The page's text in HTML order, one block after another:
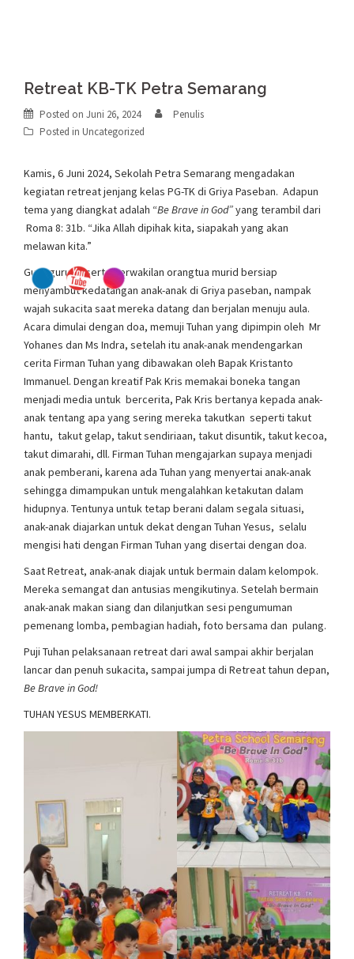
Retreat KB-TK Petra Semarang
Posted on Juni 26, 2024
Penulis
Posted in Uncategorized
Kamis, 6 Juni 2024, Sekolah Petra Semarang mengadakan
kegiatan retreat jenjang kelas PG-TK di Griya Paseban. Adapun
tema yang diangkat adalah “Be Brave in God”yang terambil dari
Roma 8: 31b. “Jika Allah dipihak kita, siapakah yang akan
melawan kita.”
Guru-guru beserta perwakilan orangtua murid bersiap
menyambut kedatangan anak-anak di Griya paseban, nampak
wajah sukacita saat mereka datang dan berjalan menuju aula.
Acara dimulai dengan doa, memuji Tuhan yang dipimpin oleh Mr
Yohanes dan Ms Indra, setelah itu anak-anak mendengarkan
cerita Firman Tuhan yang dibawakan oleh Bapak Kristanto
Immanuel. Dengan kreatif Pak Kris memakai boneka tangan
menjadi media untuk bercerita, Pak Kris bertanya kepada anak-
anak tentang apa yang sering mereka takutkan seperti takut
hantu, takut gelap, takut sendiriaan, takut disuntik, takut kecoa,
takut dimarahi, dll. Firman Tuhan mengajarkan supaya menjadi
anak pemberani, karena ada Tuhan yang menyertai anak-anak
sehingga dimampukan untuk mengalahkan ketakutan dalam
hidupnya. Tentunya untuk tetap berani dalam segala situasi,
anak-anak diajarkan untuk dekat dengan Tuhan Yesus, selalu
mengisi hati dengan Firman Tuhan yang disertai dengan doa.
Saat Retreat, anak-anak diajak untuk bermain dalam kelompok.
Mereka semangat dan antusias mengikutinya. Setelah bermain
anak-anak makan siang dan dilanjutkan sesi pengumuman
pemenang lomba, pembagian hadiah, foto bersama dan pulang.
Puji Tuhan pelaksanaan retreat dari awal sampai akhir berjalan
lancar dan penuh sukacita, sampai jumpa di Retreat tahun depan,
Be Brave in God!
TUHAN YESUS MEMBERKATI.